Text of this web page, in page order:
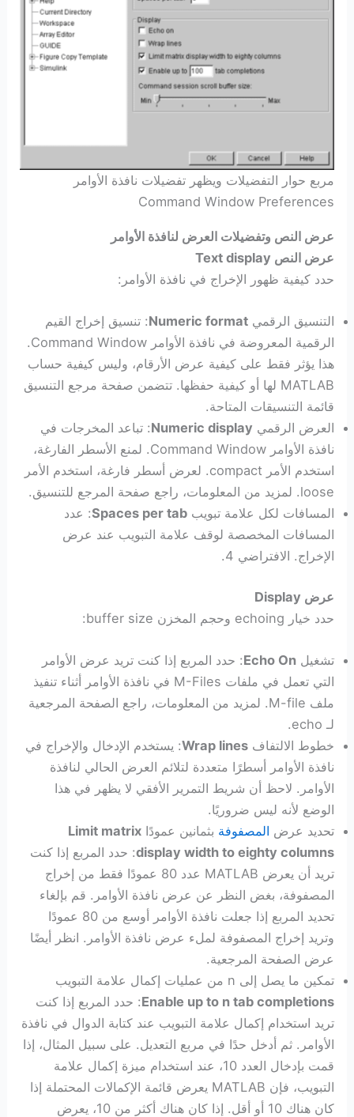
مربع حوار التفضيلات ويظهر تفضيلات نافذة الأوامر
Command Window Preferences
عرض النص وتفضيلات العرض لنافذة الأوامر
عرض النص Text display
حدد كيفية ظهور الإخراج في نافذة الأوامر:
التنسيق الرقميNumeric format: تنسيق إخراج القيم
الرقمية المعروضة في نافذة الأوامر Command Window.
هذا يؤثر فقط على كيفية عرض الأرقام، وليس كيفية حساب
MATLAB لها أو كيفية حفظها. تتضمن صفحة مرجع التنسيق
قائمة التنسيقات المتاحة.
العرض الرقمي Numeric display: تباعد المخرجات في
نافذة الأوامر Command Window. لمنع الأسطر الفارغة،
استخدم الأمر compact. لعرض أسطر فارغة، استخدم الأمر
loose. لمزيد من المعلومات، راجع صفحة المرجع للتنسيق.
المسافات لكل علامة تبويبSpaces per tab: عدد
المسافات المخصصة لوقف علامة التبويب عند عرض
الإخراج. الافتراضي 4.
عرض Display
حدد خيار echoing وحجم المخزن buffer size:
تشغيلEcho On: حدد المربع إذا كنت تريد عرض الأوامر
التي تعمل في ملفات M-Files في نافذة الأوامر أثناء تنفيذ
ملف M-file. لمزيد من المعلومات، راجع الصفحة المرجعية
لـ echo.
خطوط الالتفافWrap lines: يستخدم الإدخال والإخراج في
نافذة الأوامر أسطرًا متعددة لتلائم العرض الحالي لنافذة
الأوامر. لاحظ أن شريط التمرير الأفقي لا يظهر في هذا
الوضع لأنه ليس ضروريًا.
تحديد عرض المصفوفة بثمانين عمودًاLimit matrix
display width to eighty columns: حدد المربع إذا كنت
تريد أن يعرض MATLAB عدد 80 عمودًا فقط من إخراج
المصفوفة، بغض النظر عن عرض نافذة الأوامر. قم بإلغاء
تحديد المربع إذا جعلت نافذة الأوامر أوسع من 80 عمودًا
وتريد إخراج المصفوفة لملء عرض نافذة الأوامر. انظر أيضًا
عرض الصفحة المرجعية.
تمكين ما يصل إلى n من عمليات إكمال علامة التبويب
Enable up to n tab completions: حدد المربع إذا كنت
تريد استخدام إكمال علامة التبويب عند كتابة الدوال في نافذة
الأوامر. ثم أدخل حدًا في مربع التعديل. على سبيل المثال، إذا
قمت بإدخال العدد 10، عند استخدام ميزة إكمال علامة
التبويب، فإن MATLAB يعرض قائمة الإكمالات المحتملة إذا
كان هناك 10 أو أقل. إذا كان هناك أكثر من 10، يعرض